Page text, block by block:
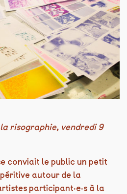
risographie, vendredi 9
conviait le public un petit
autour de la
participant·e·s à la